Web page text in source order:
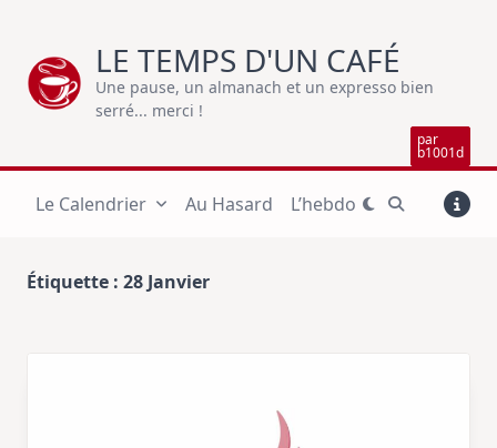
content
LE TEMPS D'UN CAFÉ
Une pause, un almanach et un expresso bien
serré... merci !
par
b1001d
Le Calendrier Au Hasard L’hebdo
Étiquette : 28 Janvier